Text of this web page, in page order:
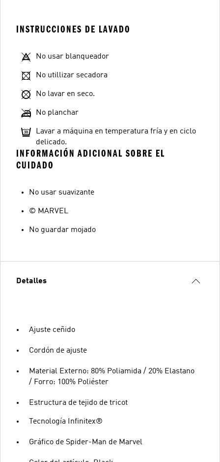
INSTRUCCIONES DE LAVADO
No usar blanqueador
No utillizar secadora
No lavar en seco.
No planchar
Lavar a máquina en temperatura fría y en ciclo
delicado.
INFORMACIÓN ADICIONAL SOBRE EL
CUIDADO
No usar suavizante
© MARVEL
No guardar mojado
Detalles
Ajuste ceñido
Cordón de ajuste
Material Externo: 80% Poliamida / 20% Elastano
/ Forro: 100% Poliéster
Estructura de tejido de tricot
Tecnología Infinitex®
Gráfico de Spider-Man de Marvel